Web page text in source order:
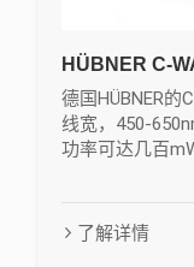
HÜBNER C-
德国HÜBNER的
线宽，450-
功率可达几百
了解详情